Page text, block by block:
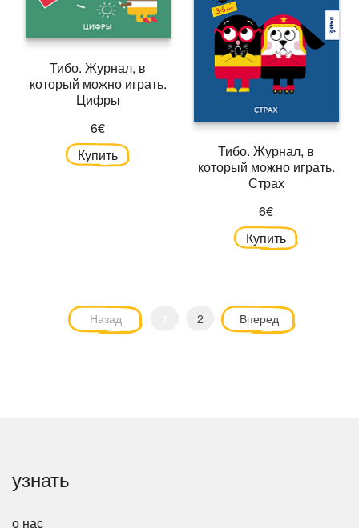
Тибо. Журнал, в
который можно играть.
Цифры
6€
Купить
Тибо. Журнал, в
который можно играть.
Страх
6€
Купить
Назад 2 Вперед
узнать
о нас